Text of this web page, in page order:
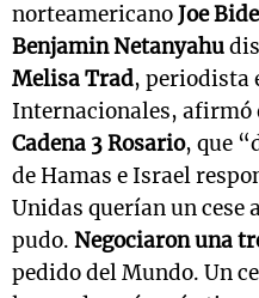
norteamericanoJoe
Benjamin Netanyahu
Melisa Trad, periodista
Internacionales, afirmó
Cadena 3 Rosario, que
de Hamas e Israel
Unidas querían un cese
pudo. Negociaron una
pedido del Mundo. Un